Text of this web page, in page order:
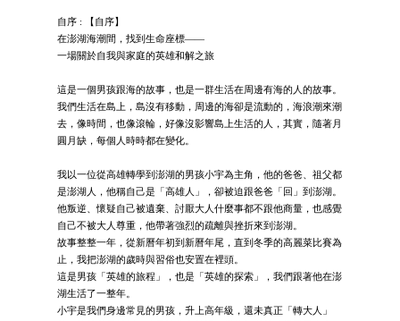
自序 : 【自序】
在澎湖海潮間，找到生命座標——
一場關於自我與家庭的英雄和解之旅
這是一個男孩跟海的故事，也是一群生活在周邊有海的人的故事。
我們生活在島上，島沒有移動，周邊的海卻是流動的，海浪潮來潮
去，像時間，也像滾輪，好像沒影響島上生活的人，其實，隨著月
圓月缺，每個人時時都在變化。
我以一位從高雄轉學到澎湖的男孩小宇為主角，他的爸爸、祖父都
是澎湖人，他稱自己是「高雄人」，卻被迫跟爸爸「回」到澎湖。
他叛逆、懷疑自己被遺棄、討厭大人什麼事都不跟他商量，也感覺
自己不被大人尊重，他帶著強烈的疏離與挫折來到澎湖。
故事整整一年，從新曆年初到新曆年尾，直到冬季的高麗菜比賽為
止，我把澎湖的歲時與習俗也安置在裡頭。
這是男孩「英雄的旅程」，也是「英雄的探索」，我們跟著他在澎
湖生活了一整年。
小宇是我們身邊常見的男孩，升上高年級，還未真正「轉大人」